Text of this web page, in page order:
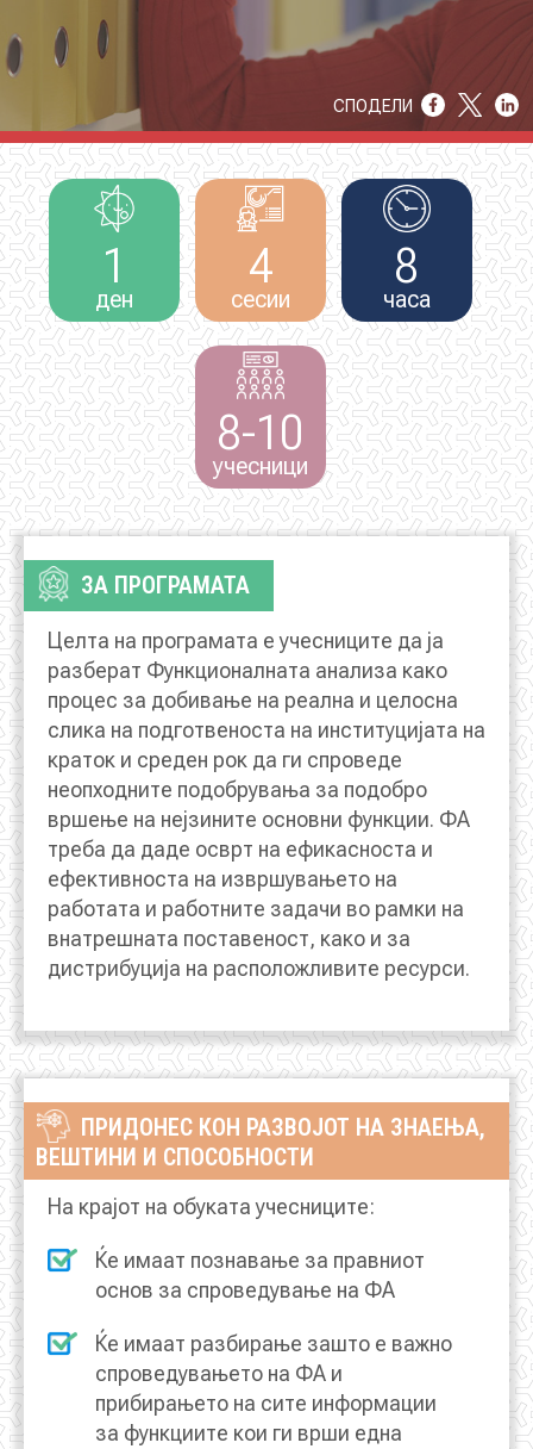
НОВОСТИ
ИСТРАЖУВАЊА
ПРОЕКТИ
УСЛУГИ
КАТАЛОГ НА УСЛУГИ
ПОВИЦИ
АКТУЕЛНИ ПОВИЦИ
АРХИВА
ИНИЦИЈАТИВИ
ПОСТАПКА
ПОДНЕСИ ИНИЦИЈАТИВА
ПОДДРЖИ ИНИЦИЈАТИВА
МУЛТИМЕДИЈА
ВИДЕО
КОНТАКТ
МК
ENG
СПОДЕЛИ
1
ден
4
сесии
8
часа
8-10
учесници
ЗА ПРОГРАМАТА
Целта на програмата е учесниците да ја
разберат Функционалната анализа како
процес за добивање на реална и целосна
слика на подготвеноста на институцијата на
краток и среден рок да ги спроведе
неопходните подобрувања за подобро
вршење на нејзините основни функции. ФА
треба да даде осврт на ефикасноста и
ефективноста на извршувањето на
работата и работните задачи во рамки на
внатрешната поставеност, како и за
дистрибуција на расположливите ресурси.
ПРИДОНЕС КОН РАЗВОЈОТ НА ЗНАЕЊА,
ВЕШТИНИ И СПОСОБНОСТИ
На крајот на обуката учесниците:
Ќе имаат познавање за правниот
основ за спроведување на ФА
Ќе имаат разбирање зашто е важно
спроведувањето на ФА и
прибирањето на сите информации
за функциите кои ги врши една